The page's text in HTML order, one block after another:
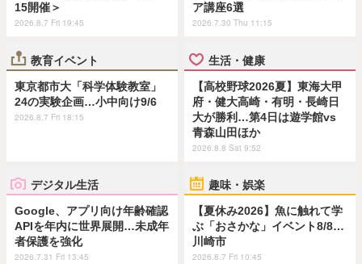
15開催＞
2026.8.7 Fri 19:45
ア講座6選
2026.7.30 Thu 11:15
教育イベント
東京都市大「科学体験教室」
24の実験企画…小中向け9/6
2026.8.7 Fri 18:15
生活・健康
【高校野球2026夏】東海大甲
府・健大高崎・有明・長崎日
大が勝利…第4日は遊学館vs
青森山田ほか
2026.8.8 Sat 9:52
デジタル生活
Google、アプリ向け年齢確認
APIを年内に世界展開…未成年
者保護を強化
2026.7.31 Fri 13:45
趣味・娯楽
【夏休み2026】魚に触れて学
ぶ「おさかな」イベント8/8…
川崎市
2026.8.7 Fri 10:45